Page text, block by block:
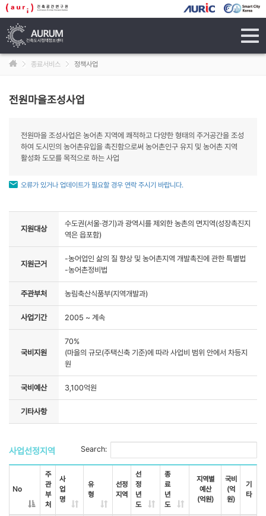
종료서비스 정책사업
전원마을조성사업
전원마을 조성사업은 농어촌 지역에 쾌적하고 다양한 형태의 주거공간을 조성
하여 도시민의 농어촌유입을 촉진함으로써 농어촌인구 유지 및 농어촌 지역
활성화 도모를 목적으로 하는 사업
오류가 있거나 업데이트가 필요할 경우 연락 주시기 바랍니다.
지원대상
수도권(서울·경기)과 광역시를 제외한 농촌의 면지역(성장촉진지
역은 읍포함)
지원근거
-농어업인 삶의 질 향상 및 농어촌지역 개발촉진에 관한 특별법
-농어촌정비법
주관부처 농림축산식품부(지역개발과)
사업기간 2005 ~ 계속
국비지원
70%
(마을의 규모(주택신축 기준)에 따라 사업비 범위 안에서 차등지
원
국비예산 3,100억원
기타사항
사업선정지역 Search:
No
주
관
부
처
사
업
명
유
형
선정
지역
선
정
년
도
종
료
년
도
지역별
예산
(억원)
국비
(억
원)
기
타